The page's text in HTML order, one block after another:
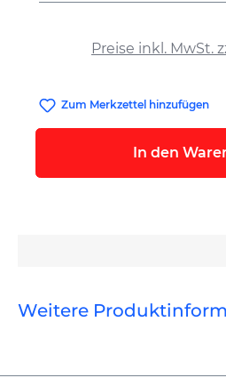
Preise inkl. MwSt.
Zum Merkzettel hinzufügen
In den
Weitere